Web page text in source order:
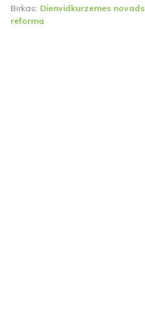
Birkas: Dienvidkurzemes novads
reforma